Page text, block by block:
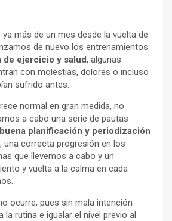
más de un mes desde la vuelta de
de nuevo los entrenamientos
de ejercicio y salud, algunas
con molestias, dolores o incluso
sufrido antes.
normal en gran medida, no
a cabo una serie de pautas
buena planificación y periodización
, una correcta progresión en los
que llevemos a cabo y un
y vuelta a la calma en cada
ocurre, pues sin mala intención
la rutina e igualar el nivel previo al